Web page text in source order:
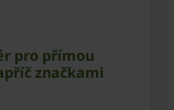
pro přímou
značkami